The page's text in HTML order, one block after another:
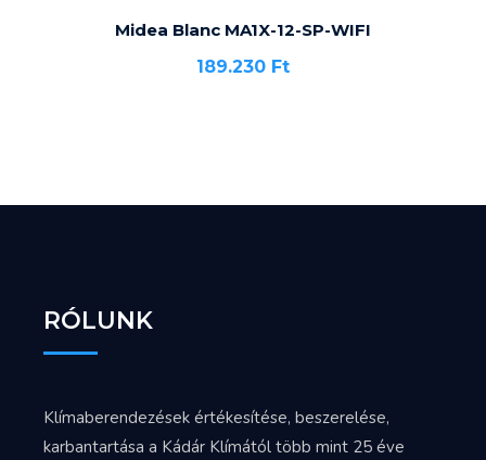
Midea Blanc MA1X-12-SP-WIFI
189.230 Ft
RÓLUNK
Klímaberendezések értékesítése, beszerelése,
karbantartása a Kádár Klímától több mint 25 éve